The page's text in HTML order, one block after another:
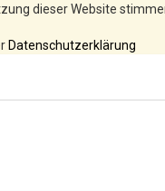
dieser Website
Datenschutzerklärung